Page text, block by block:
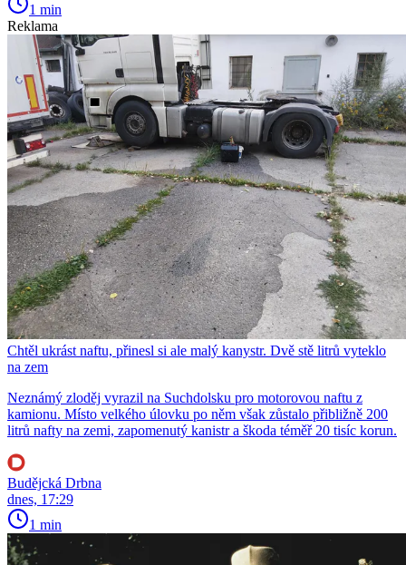
1 min
Reklama
Chtěl ukrást naftu, přinesl si ale malý kanystr. Dvě stě litrů vyteklo
na zem
Neznámý zloděj vyrazil na Suchdolsku pro motorovou naftu z
kamionu. Místo velkého úlovku po něm však zůstalo přibližně 200
litrů nafty na zemi, zapomenutý kanistr a škoda téměř 20 tisíc korun.
Budějcká Drbna
dnes, 17:29
1 min